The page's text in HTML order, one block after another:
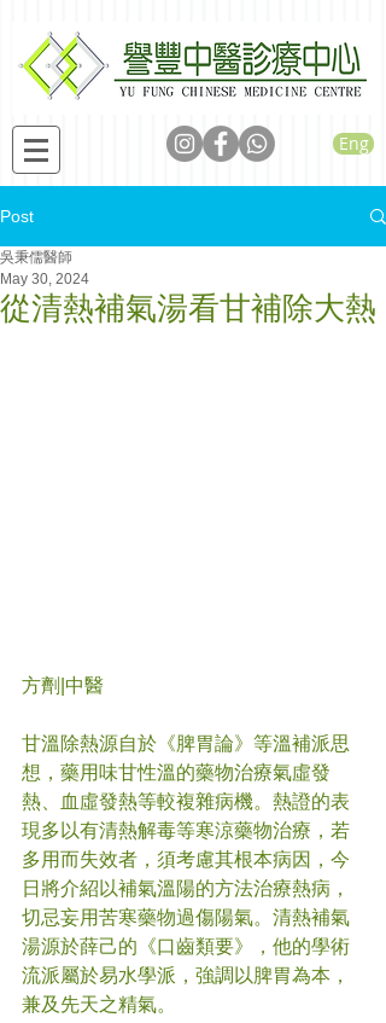
Eng
Post
從清熱補氣湯看甘補除大熱
吳秉儒醫師
May 30, 2024
方劑|中醫
甘溫除熱源自於《脾胃論》等溫補派思
想，藥用味甘性溫的藥物治療氣虛發
熱、血虛發熱等較複雜病機。熱證的表
現多以有清熱解毒等寒涼藥物治療，若
多用而失效者，須考慮其根本病因，今
日將介紹以補氣溫陽的方法治療熱病，
切忌妄用苦寒藥物過傷陽氣。清熱補氣
湯源於薛己的《口齒類要》，他的學術
流派屬於易水學派，強調以脾胃為本，
兼及先天之精氣。